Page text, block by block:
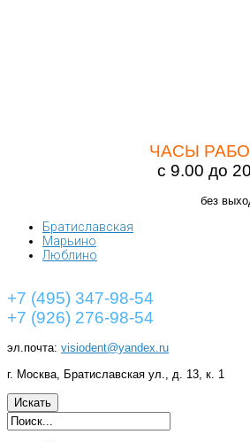
ЧАСЫ
с 9.00 до
без
Братиславская
Марьино
Люблино
+7 (495) 347-98-54
+7 (926) 276-98-54
эл.почта: visiodent@yandex.ru
г. Москва, Братиславская ул., д. 13, к. 1